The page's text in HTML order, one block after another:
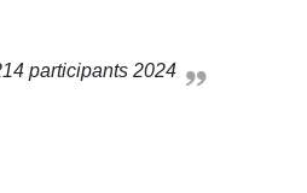
214 participants 2024